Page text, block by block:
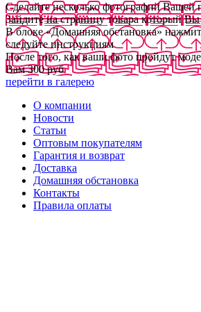
Сделайте несколько фотографий Вашей
Зайдите на страницу товара который
В блоке «Домашняя обстановка»
следуйте инструкциям
После того, как ваши фото пройдут
Вам 300 руб
перейти в галерею
О компании
Новости
Статьи
Оптовым покупателям
Гарантия и возврат
Доставка
Домашняя обстановка
Контакты
Правила оплаты